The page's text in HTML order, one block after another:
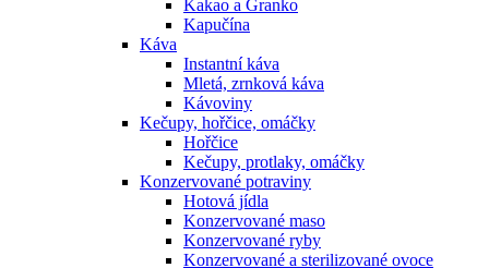
Kakao a Granko
Kapučína
Káva
Instantní káva
Mletá, zrnková káva
Kávoviny
Kečupy, hořčice, omáčky
Hořčice
Kečupy, protlaky, omáčky
Konzervované potraviny
Hotová jídla
Konzervované maso
Konzervované ryby
Konzervované a sterilizované ovoce